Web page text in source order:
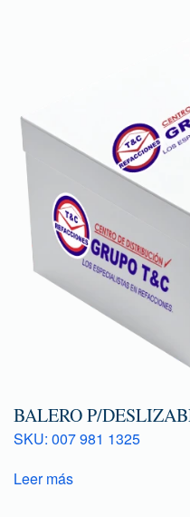
BALERO P/
SKU: 007 981 1325
Leer más